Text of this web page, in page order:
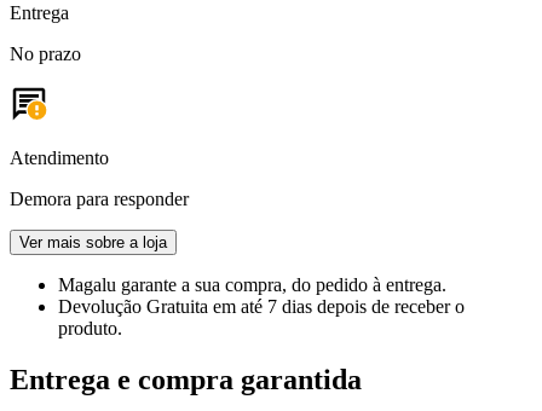
Entrega
No prazo
Atendimento
Demora para responder
Ver mais sobre a loja
Magalu garante a sua compra, do pedido à entrega.
Devolução Gratuita em até 7 dias depois de receber o
produto.
Entrega e compra garantida